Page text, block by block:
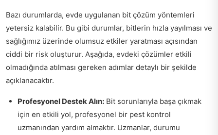
Bazı durumlarda, evde uygulanan bit çözüm yöntemleri
yetersiz kalabilir. Bu gibi durumlar, bitlerin hızla yayılması ve
sağlığımız üzerinde olumsuz etkiler yaratması açısından
ciddi bir risk oluşturur. Aşağıda, evdeki çözümler etkili
olmadığında atılması gereken adımlar detaylı bir şekilde
açıklanacaktır.
Profesyonel Destek Alın: Bit sorunlarıyla başa çıkmak
için en etkili yol, profesyonel bir pest kontrol
uzmanından yardım almaktır. Uzmanlar, durumu